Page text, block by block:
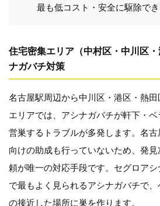
最も低コスト・安全に駆除でき
住宅密集エリア（中村区・中川区
ナガバチ対策
名古屋駅周辺から中川区・港区・熱
エリアでは、アシナガバチが軒下・
営巣するトラブルが多発します。名
向けの助成も行っていないため、発
頼が唯一の対応手段です。セグロア
で最もよく見られるアシナガバチで
の接近した場所に巣を作ります。